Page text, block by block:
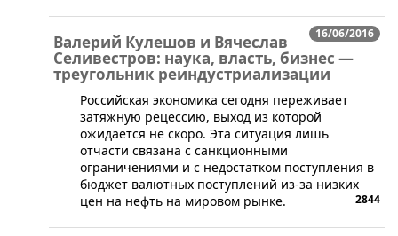
16/06/2016
Валерий Кулешов и Вячеслав
Селивестров: наука, власть, бизнес —
треугольник реиндустриализации
​Российская экономика сегодня переживает
затяжную рецессию, выход из которой
ожидается не скоро. Эта ситуация лишь
отчасти связана с санкционными
ограничениями и с недостатком поступления в
бюджет валютных поступлений из-за низких
цен на нефть на мировом рынке.
2844